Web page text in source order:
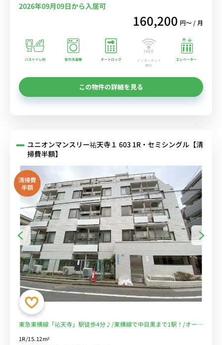
2026年09月09日から入居可
160,200 円〜 / 月
バストイレ別 室内洗濯機 オートロック
インターネット
無料
エレベーター
この物件の詳細を見る
ユニオンマンスリー祐天寺１ 603 1R・セミシングル【清
掃費半額】
清掃費
半額
東急東横線「祐天寺」駅徒歩4分♪/東横線で中目黒まで1駅！/オート
1R/15.12m²